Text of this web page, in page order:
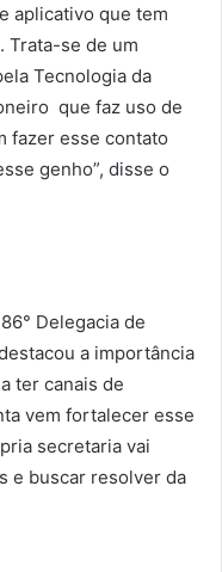
aplicativo que tem
Trata-se de um
Tecnologia da
que faz uso de
fazer esse contato
genho”, disse o
Delegacia de
a importância
ter canais de
vem fortalecer esse
secretaria vai
e buscar resolver da